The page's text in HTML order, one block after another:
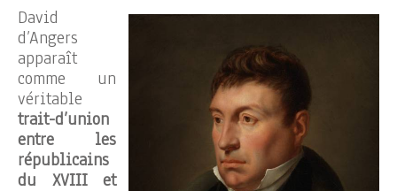
David
d’Angers
apparaît
comme un
véritable
trait-d’union
entre les
républicains
du XVIII et